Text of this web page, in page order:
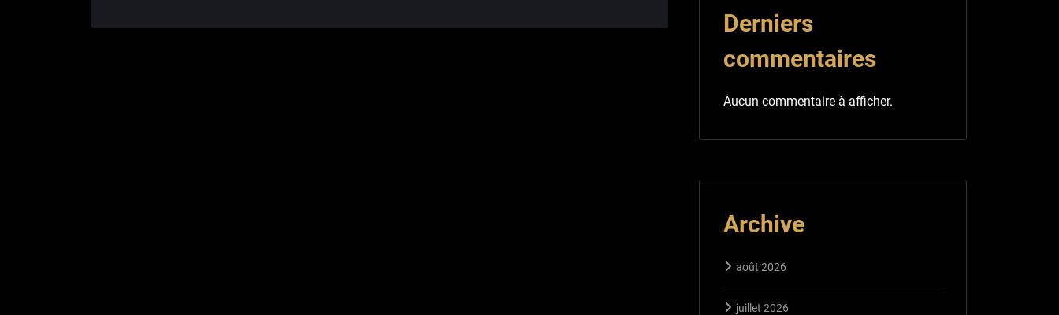
Derniers
commentaires
Aucun commentaire à afficher.
Archive
août 2026
juillet 2026